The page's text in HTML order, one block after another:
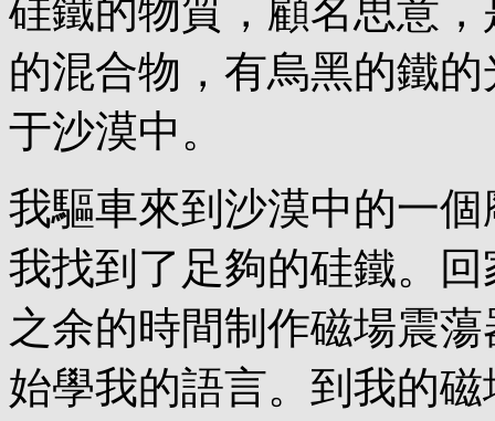
硅鐵的物質，顧名思意
的混合物，有烏黑的鐵
于沙漠中。
我驅車來到沙漠中的一
我找到了足夠的硅鐵。
之余的時間制作磁場震
始學我的語言。到我的